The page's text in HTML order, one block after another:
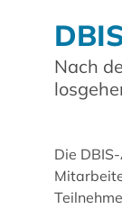
Nach
Die